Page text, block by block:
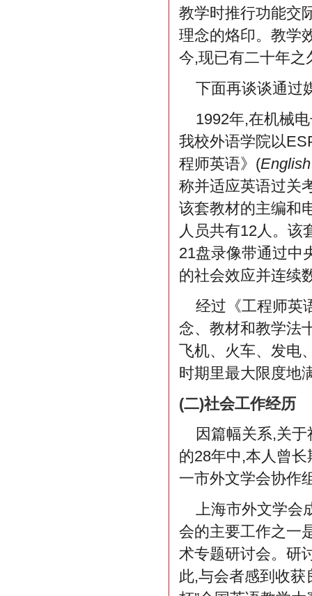
教学时推行功能交
理念的烙印。教学
今,现已有二十年之
下面再谈谈通过
1992年,在机械
我校外语学院以
程师英语》(
称并适应英语过关
该套教材的主编和
人员共有12人。该
21盘录像带通过中
的社会效应并连续
经过《工程师英
念、教材和教学法
飞机、火车、发电
时期里最大限度地
(二)社会工作经历
因篇幅关系,关
的28年中,本人曾
一市外文学会协作
上海市外文学会
会的主要工作之一
术专题研讨会。研
此,与会者感到收获